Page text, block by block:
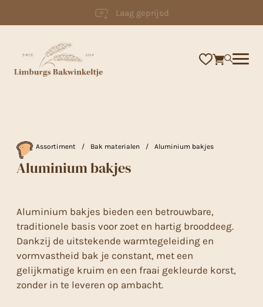
Laag geprijsd
Assortiment / Bak materialen / Aluminium bakjes
Aluminium bakjes
Aluminium bakjes bieden een betrouwbare,
traditionele basis voor zoet en hartig brooddeeg.
Dankzij de uitstekende warmtegeleiding en
vormvastheid bak je constant, met een
gelijkmatige kruim en een fraai gekleurde korst,
zonder in te leveren op ambacht.